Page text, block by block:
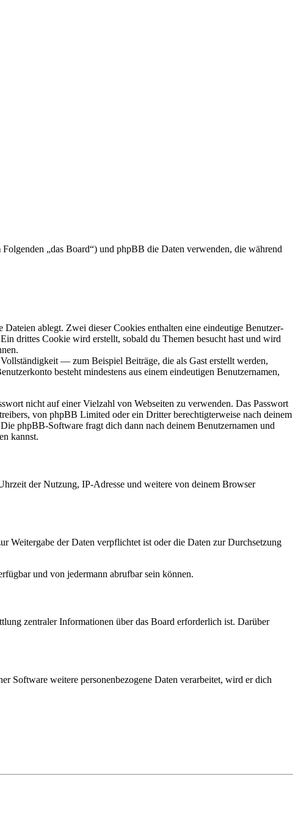
„das Board“) und phpBB die Daten verwenden, die während
ablegt. Zwei dieser Cookies enthalten eine eindeutige Benutzer-
drittes Cookie wird erstellt, sobald du Themen besucht hast und wird
— zum Beispiel Beiträge, die als Gast erstellt werden,
besteht mindestens aus einem eindeutigen Benutzernamen,
nicht auf einer Vielzahl von Webseiten zu verwenden. Das Passwort
von phpBB Limited oder ein Dritter berechtigterweise nach deinem
phpBB-Software fragt dich dann nach deinem Benutzernamen und
kannst.
der Nutzung, IP-Adresse und weitere von deinem Browser
Weitergabe der Daten verpflichtet ist oder die Daten zur Durchsetzung
und von jedermann abrufbar sein können.
zentraler Informationen über das Board erforderlich ist. Darüber
Software weitere personenbezogene Daten verarbeitet, wird er dich